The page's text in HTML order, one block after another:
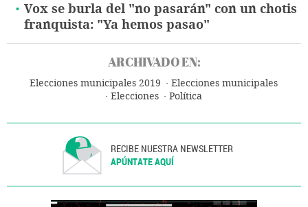
Vox se burla del "no pasarán" con un chotis
franquista: "Ya hemos pasao"
ARCHIVADO EN:
Elecciones municipales 2019
Elecciones municipales
Elecciones
Política
RECIBE NUESTRA NEWSLETTER
APÚNTATE AQUÍ